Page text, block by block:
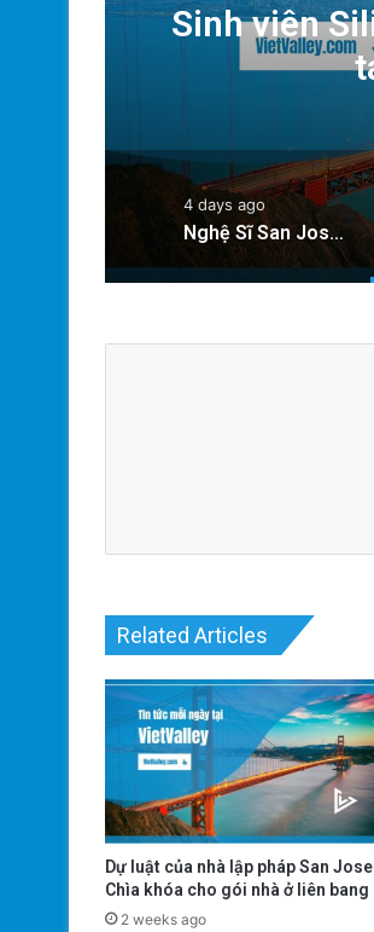
Sinh viên
4 days ago
Nghệ Sĩ San Jose Bảo Tồn Nghệ Thuật Mexico Đang Dần Biến Mất
Related Articles
Dự luật của nhà lập pháp San
Chìa khóa cho gói nhà ở liên bang
2 weeks ago